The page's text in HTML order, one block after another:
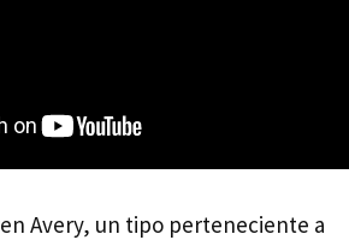
Avery, un tipo perteneciente a